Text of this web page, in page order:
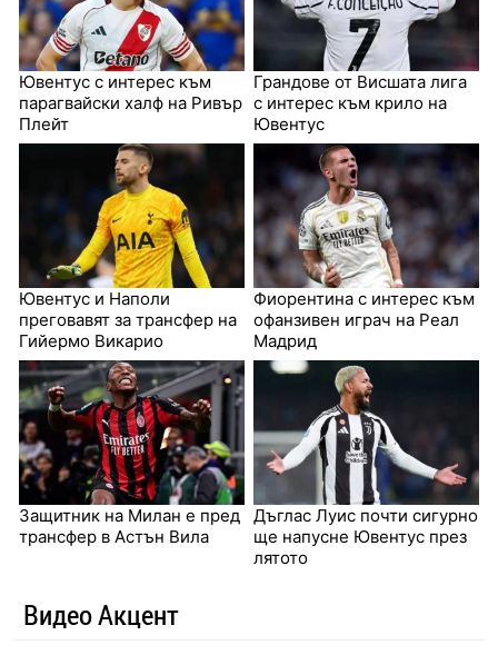
Ювентус с интерес към
парагвайски халф на Ривър
Плейт
Грандове от Висшата лига
с интерес към крило на
Ювентус
Ювентус и Наполи
преговавят за трансфер на
Гийермо Викарио
Фиорентина с интерес към
офанзивен играч на Реал
Мадрид
Защитник на Милан е пред
трансфер в Астън Вила
Дъглас Луис почти сигурно
ще напусне Ювентус през
лятото
Видео Акцент